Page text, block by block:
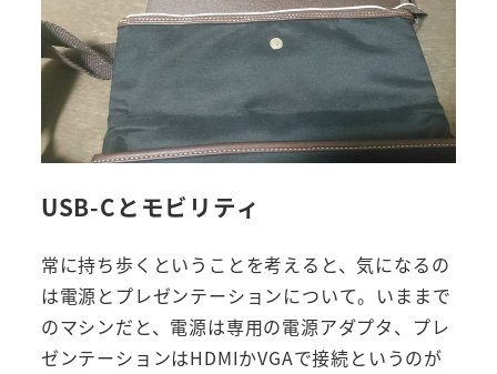
USB-Cとモビリティ
常に持ち歩くということを考えると、気になるの
は電源とプレゼンテーションについて。いままで
のマシンだと、電源は専用の電源アダプタ、プレ
ゼンテーションはHDMIかVGAで接続というのが